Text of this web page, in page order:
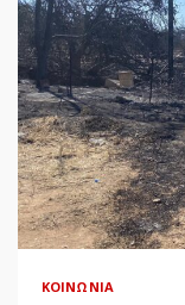
ΚΟΙΝΩΝΊΑ